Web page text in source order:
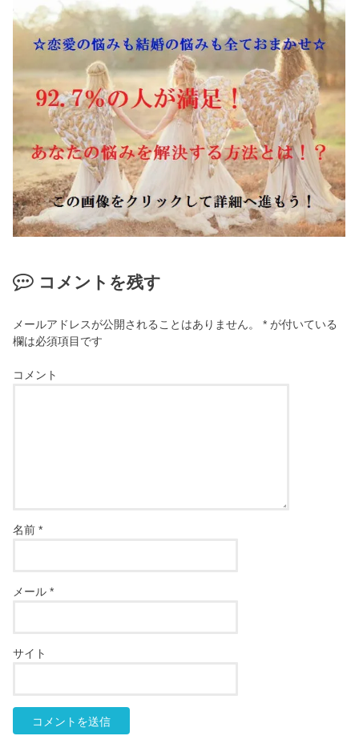
コメントを残す
メールアドレスが公開されることはありません。 * が付いている
欄は必須項目です
コメント
名前*
メール*
サイト